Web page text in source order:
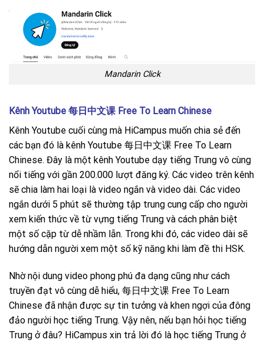
Mandarin Click
Kênh Youtube 每日中文课 Free To Learn Chinese
Kênh Youtube cuối cùng mà HiCampus muốn chia sẻ đến
các bạn đó là kênh Youtube 每日中文课 Free To Learn
Chinese. Đây là một kênh Youtube dạy tiếng Trung vô cùng
nổi tiếng với gần 200.000 lượt đăng ký. Các video trên kênh
sẽ chia làm hai loại là video ngắn và video dài. Các video
ngắn dưới 5 phút sẽ thường tập trung cung cấp cho người
xem kiến thức về từ vựng tiếng Trung và cách phân biệt
một số cặp từ dễ nhầm lẫn. Trong khi đó, các video dài sẽ
hướng dẫn người xem một số kỹ năng khi làm đề thi HSK.
Nhờ nội dung video phong phú đa dạng cũng như cách
truyền đạt vô cùng dễ hiểu, 每日中文课 Free To Learn
Chinese đã nhận được sự tin tưởng và khen ngợi của đông
đảo người học tiếng Trung. Vậy nên, nếu bạn hỏi học tiếng
Trung ở đâu? HiCampus xin trả lời đó là học tiếng Trung ở